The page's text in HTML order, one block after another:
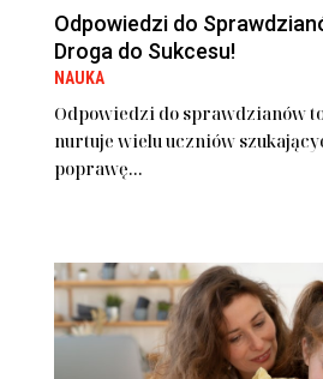
Odpowiedzi do
Droga do Sukcesu!
NAUKA
Odpowiedzi do sprawdzianów
nurtuje wielu uczniów
poprawę...